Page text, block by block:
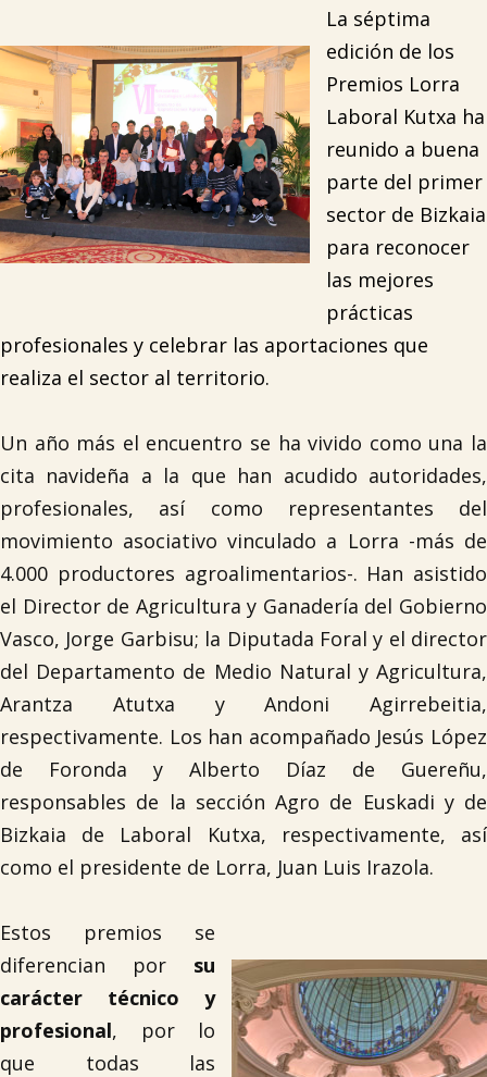
La séptima
edición de los
Premios Lorra
Laboral Kutxa ha
reunido a buena
parte del primer
sector de Bizkaia
para reconocer
las mejores
prácticas
profesionales y celebrar las aportaciones que
realiza el sector al territorio.
Un año más el encuentro se ha vivido como una la
cita navideña a la que han acudido autoridades,
profesionales, así como representantes del
movimiento asociativo vinculado a Lorra -más de
4.000 productores agroalimentarios-. Han asistido
el Director de Agricultura y Ganadería del Gobierno
Vasco, Jorge Garbisu; la Diputada Foral y el director
del Departamento de Medio Natural y Agricultura,
Arantza Atutxa y Andoni Agirrebeitia,
respectivamente. Los han acompañado Jesús López
de Foronda y Alberto Díaz de Guereñu,
responsables de la sección Agro de Euskadi y de
Bizkaia de Laboral Kutxa, respectivamente, así
como el presidente de Lorra, Juan Luis Irazola.
Estos premios se
diferencian por su
carácter técnico y
profesional, por lo
que todas las